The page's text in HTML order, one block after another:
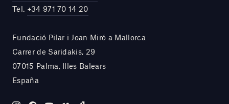
Tel. +34 971 70 14 20
Fundació Pilar i Joan Miró a Mallorca
Carrer de Saridakis, 29
07015 Palma, Illes Balears
España